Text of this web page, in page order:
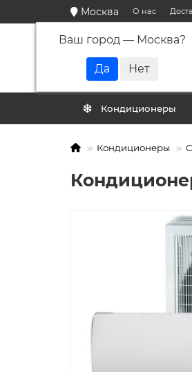
Москва
Ваш город — Москва?
О нас
Кондиционеры
Кондиционеры